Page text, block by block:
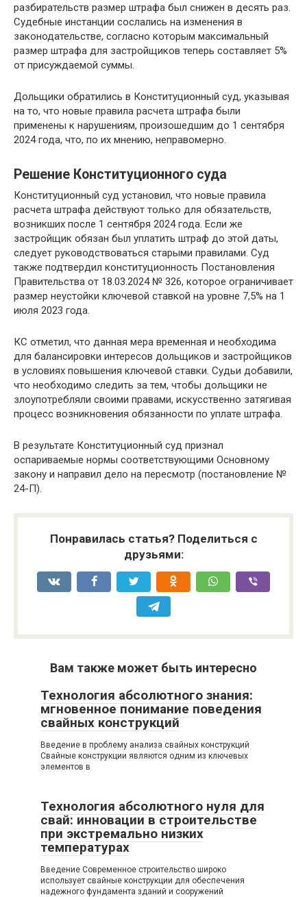
разбирательств размер штрафа был снижен в десять раз.
Судебные инстанции сослались на изменения в
законодательстве, согласно которым максимальный
размер штрафа для застройщиков теперь составляет 5%
от присуждаемой суммы.
Дольщики обратились в Конституционный суд, указывая
на то, что новые правила расчета штрафа были
применены к нарушениям, произошедшим до 1 сентября
2024 года, что, по их мнению, неправомерно.
Решение Конституционного суда
Конституционный суд установил, что новые правила
расчета штрафа действуют только для обязательств,
возникших после 1 сентября 2024 года. Если же
застройщик обязан был уплатить штраф до этой даты,
следует руководствоваться старыми правилами. Суд
также подтвердил конституционность Постановления
Правительства от 18.03.2024 № 326, которое ограничивает
размер неустойки ключевой ставкой на уровне 7,5% на 1
июля 2023 года.
КС отметил, что данная мера временная и необходима
для балансировки интересов дольщиков и застройщиков
в условиях повышения ключевой ставки. Судьи добавили,
что необходимо следить за тем, чтобы дольщики не
злоупотребляли своими правами, искусственно затягивая
процесс возникновения обязанности по уплате штрафа.
В результате Конституционный суд признал
оспариваемые нормы соответствующими Основному
закону и направил дело на пересмотр (постановление №
24-П).
Понравилась статья? Поделиться с
друзьями:
Вам также может быть интересно
Технология абсолютного знания:
мгновенное понимание поведения
свайных конструкций
Введение в проблему анализа свайных конструкций
Свайные конструкции являются одним из ключевых
элементов в
Технология абсолютного нуля для
свай: инновации в строительстве
при экстремально низких
температурах
Введение Современное строительство широко
использует свайные конструкции для обеспечения
надежного фундамента зданий и сооружений